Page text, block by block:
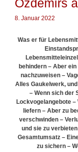
t
r
f
ü
r
d
e
n
f
e
t
l
e
i
n
w
e
Özdemirs
8. Januar 2022
Was er für
behindern – Aber
nachzuweisen –
Alles Gaukelwerk,
– Wenn sich der
Lockvogelangebote
liefern – Aber zu
verschwinden –
und sie zu
Gesamtumsatz –
zu sichern –